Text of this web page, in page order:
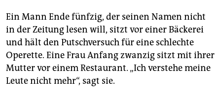
Ein Mann Ende fünfzig, der seinen Namen nicht
in der Zeitung lesen will, sitzt vor einer Bäckerei
und hält den Putschversuch für eine schlechte
Operette. Eine Frau Anfang zwanzig sitzt mit ihrer
Mutter vor einem Restaurant. „Ich verstehe meine
Leute nicht mehr“, sagt sie.